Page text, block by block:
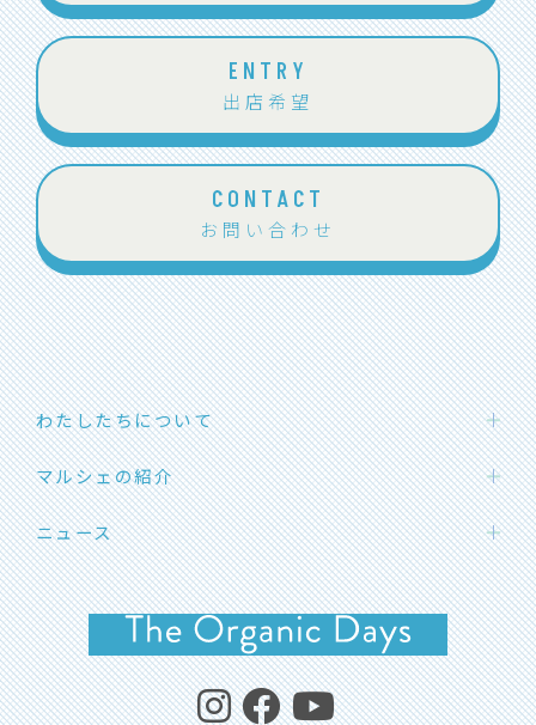
ENTRY
出店希望
CONTACT
お問い合わせ
わたしたちについて
わたしたちの想い
団体概要
メンバー紹介
応援メッセージ
マルシェの紹介
ハカタエシカルマーケット
SOLマルシェ
福岡オーガニックマルシェ
よくあるご質問
ニュース
お知らせ
イベント開催情報
イベントレポート
コラム・エシカルライフ